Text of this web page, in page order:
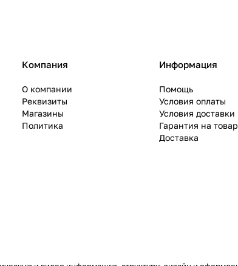
Компания
О компании
Реквизиты
Магазины
Политика
Информация
Помощь
Условия оплаты
Условия доставки
Гарантия на товар
Доставка